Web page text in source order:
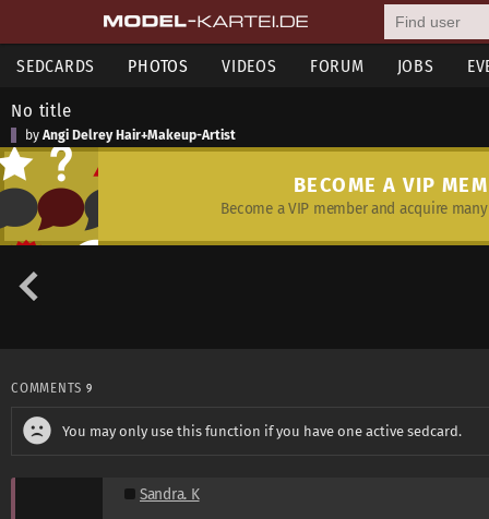
SEDCARDS PHOTOS VIDEOS FORUM JOBS
No title
by Angi Delrey Hair+Makeup-Artist
BECOME A VIP
Become a VIP member and acquire
COMMENTS 9
You may only use this function if you have one active sedcard.
Sandra. K